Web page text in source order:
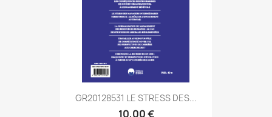
GR20128531 LE STRESS DES...
10,00 €